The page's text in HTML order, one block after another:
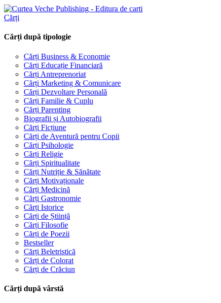
Cărți
Cărți după tipologie
Cărți Business & Economie
Cărți Educație Financiară
Cărți Antreprenoriat
Cărți Marketing & Comunicare
Cărți Dezvoltare Personală
Cărți Familie & Cuplu
Cărți Parenting
Biografii și Autobiografii
Cărți Ficțiune
Cărți de Aventură pentru Copii
Cărți Psihologie
Cărți Religie
Cărți Spiritualitate
Cărți Nutriție & Sănătate
Cărți Motivaționale
Cărți Medicină
Cărți Gastronomie
Cărți Istorice
Cărți de Știință
Cărți Filosofie
Cărți de Poezii
Bestseller
Cărți Beletristică
Cărți de Colorat
Cărți de Crăciun
Cărți după vârstă